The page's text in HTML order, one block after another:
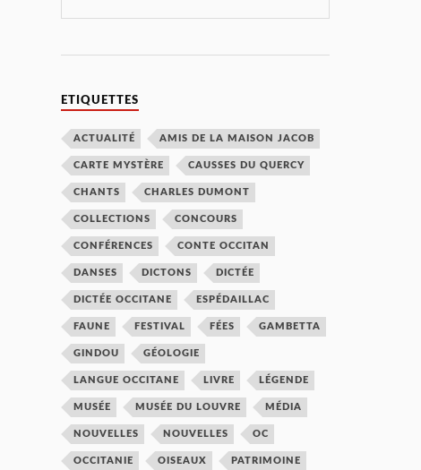
ETIQUETTES
ACTUALITÉ AMIS DE LA MAISON JACOB
CARTE MYSTÈRE CAUSSES DU QUERCY
CHANTS CHARLES DUMONT
COLLECTIONS CONCOURS
CONFÉRENCES CONTE OCCITAN
DANSES DICTONS DICTÉE
DICTÉE OCCITANE ESPÉDAILLAC
FAUNE FESTIVAL FÉES GAMBETTA
GINDOU GÉOLOGIE
LANGUE OCCITANE LIVRE LÉGENDE
MUSÉE MUSÉE DU LOUVRE MÉDIA
NOUVELLES NOUVELLES OC
OCCITANIE OISEAUX PATRIMOINE